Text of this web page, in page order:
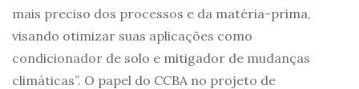
mais preciso dos processos e da matéria-prima,
visando otimizar suas aplicações como
condicionador de solo e mitigador de mudanças
climáticas”. O papel do CCBA no projeto de